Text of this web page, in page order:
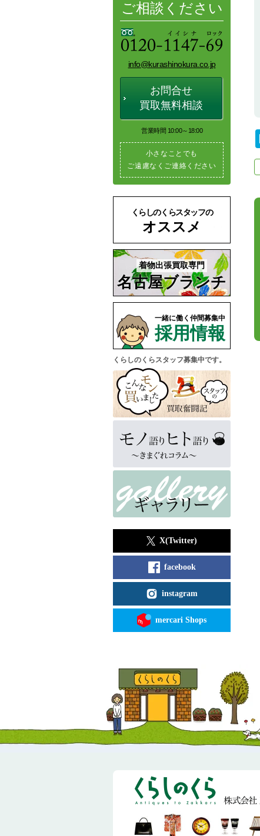
ご相談ください
info@kurashinokura.co.jp
お問合せ
買取無料相談
営業時間 10:00～18:00
小さなことでも
ご遠慮なくご連絡ください
くらしのくらスタッフの
オススメ
着物出張買取専門
名古屋ブランチ
一緒に働く仲間募集中
採用情報
くらしのくらスタッフ募集中です。
X(Twitter)
facebook
instagram
mercari Shops